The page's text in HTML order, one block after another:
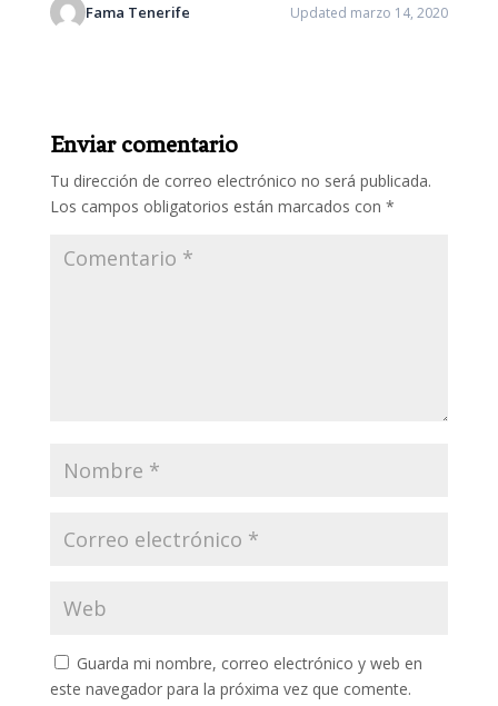
Fama Tenerife Updated marzo 14, 2020
Enviar comentario
Tu dirección de correo electrónico no será publicada.
Los campos obligatorios están marcados con *
Guarda mi nombre, correo electrónico y web en
este navegador para la próxima vez que comente.